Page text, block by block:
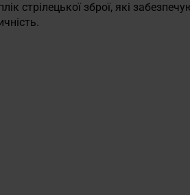
стрілецької зброї, які